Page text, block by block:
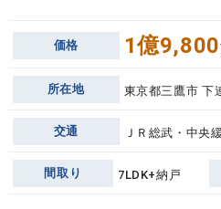
価格 1億9,800
所在地 東京都三鷹市 下
交通 ＪＲ総武・中央
間取り 7LDK+納戸